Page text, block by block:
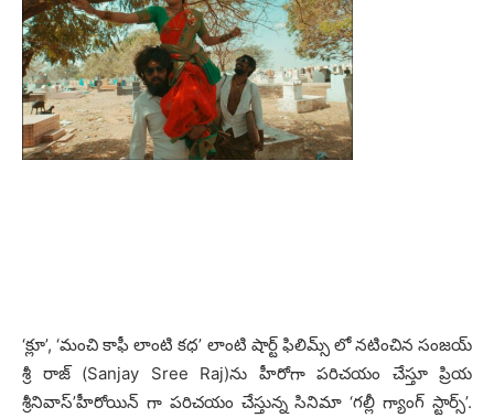
‘క్లూ’, ‘మంచి కాఫీ లాంటి కధ’ లాంటి షార్ట్ ఫిలిమ్స్ లో నటించిన సంజయ్
శ్రీ రాజ్ (Sanjay Sree Raj)ను హీరోగా పరిచయం చేస్తూ ప్రియ
శ్రీనివాస్’హీరోయిన్ గా పరిచయం చేస్తున్న సినిమా ‘గల్లీ గ్యాంగ్ స్టార్స్’.